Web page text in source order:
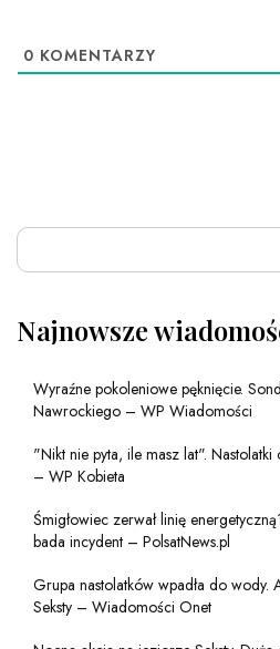
0 KOMENTARZY
Najnowsze
Wyraźne pokoleniowe pęknięcie.
Nawrockiego – WP Wiadomości
"Nikt nie pyta, ile masz lat".
– WP Kobieta
Śmigłowiec zerwał linię
bada incydent – PolsatNews.pl
Grupa nastolatków wpadła do wody.
Seksty – Wiadomości Onet